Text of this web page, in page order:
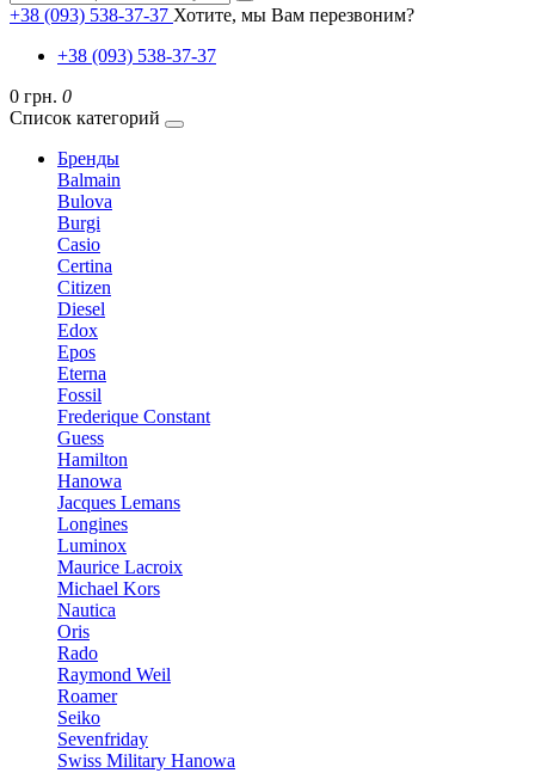
+38 (093) 538-37-37 Хотите, мы Вам перезвоним?
+38 (093) 538-37-37
0 грн. 0
Список категорий
Бренды
Balmain
Bulova
Burgi
Casio
Certina
Citizen
Diesel
Edox
Epos
Eterna
Fossil
Frederique Constant
Guess
Hamilton
Hanowa
Jacques Lemans
Longines
Luminox
Maurice Lacroix
Michael Kors
Nautica
Oris
Rado
Raymond Weil
Roamer
Seiko
Sevenfriday
Swiss Military Hanowa